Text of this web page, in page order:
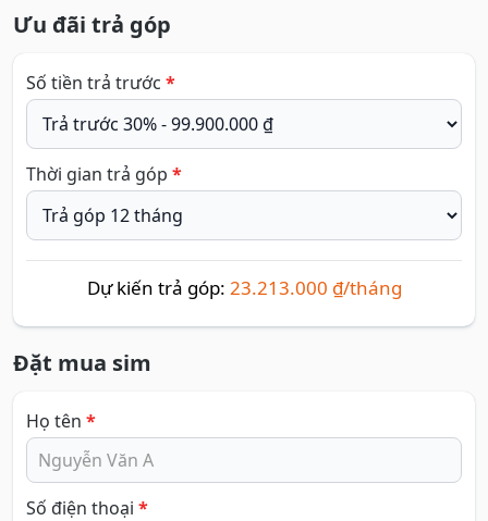
Ưu đãi trả góp
Số tiền trả trước *
Thời gian trả góp *
Dự kiến trả góp: 23.213.000 ₫/tháng
Đặt mua sim
Họ tên *
Số điện thoại *